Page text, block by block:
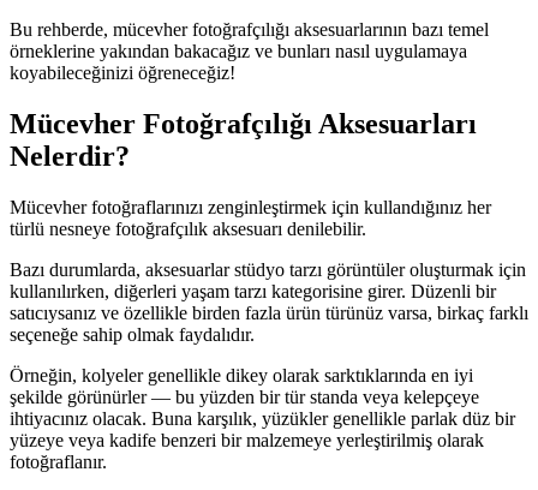
Bu rehberde, mücevher fotoğrafçılığı aksesuarlarının bazı temel
örneklerine yakından bakacağız ve bunları nasıl uygulamaya
koyabileceğinizi öğreneceğiz!
Mücevher Fotoğrafçılığı Aksesuarları
Nelerdir?
Mücevher fotoğraflarınızı zenginleştirmek için kullandığınız her
türlü nesneye fotoğrafçılık aksesuarı denilebilir.
Bazı durumlarda, aksesuarlar stüdyo tarzı görüntüler oluşturmak için
kullanılırken, diğerleri yaşam tarzı kategorisine girer. Düzenli bir
satıcıysanız ve özellikle birden fazla ürün türünüz varsa, birkaç farklı
seçeneğe sahip olmak faydalıdır.
Örneğin, kolyeler genellikle dikey olarak sarktıklarında en iyi
şekilde görünürler — bu yüzden bir tür standa veya kelepçeye
ihtiyacınız olacak. Buna karşılık, yüzükler genellikle parlak düz bir
yüzeye veya kadife benzeri bir malzemeye yerleştirilmiş olarak
fotoğraflanır.